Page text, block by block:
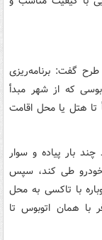
گفت: برنامه‌ریزی
که از شهر مبدأ
تا هتل یا محل اقامت
بار پیاده و سوار
خودرو طی کند، سپس
با تاکسی به محل
با همان اتوبوس تا